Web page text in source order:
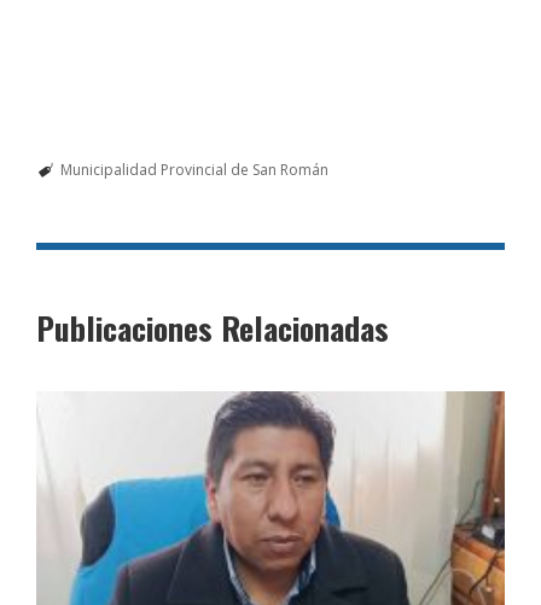
Municipalidad Provincial de San Román
Publicaciones Relacionadas